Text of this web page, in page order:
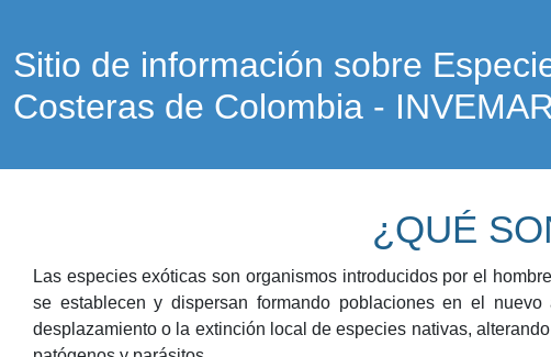
Sitio de información sobre
Costeras de Colombia - INVEMAR
¿QUÉ
Las especies exóticas son organismos introducidos por el
se establecen y dispersan formando poblaciones en el
desplazamiento o la extinción local de especies nativas,